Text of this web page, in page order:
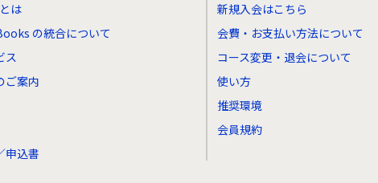
は
の統合について
ス
ご案内
申込書
新規入会はこちら
会費・お支払い方法について
コース変更・退会について
使い方
推奨環境
会員規約